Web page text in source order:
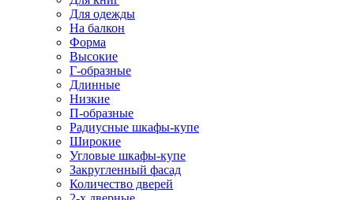
Для одежды
На балкон
Форма
Высокие
Г-образные
Длинные
Низкие
П-образные
Радиусные шкафы-купе
Широкие
Угловые шкафы-купе
Закругленный фасад
Количество дверей